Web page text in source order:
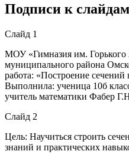
Подписи к
Слайд 1
МОУ «Гимназия им.
муниципального района
работа: «Построение сечений
Выполнила: ученица 10б
учитель математики Фабер
Слайд 2
Цель: Научиться строить
знаний и практических